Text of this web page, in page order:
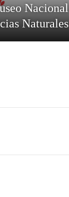
Nacional
Naturales